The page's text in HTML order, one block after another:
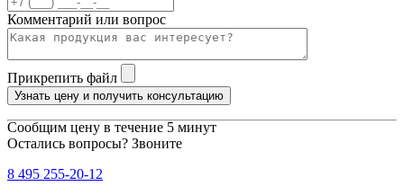
Комментарий или вопрос
Прикрепить файл
Узнать цену и получить консультацию
Сообщим цену в течение 5 минут
Остались вопросы? Звоните
8 495 255-20-12